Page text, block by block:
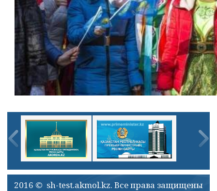
2016 © sh-test.akmol.kz. Все права защищены